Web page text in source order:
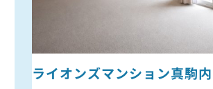
ライオンズマンション真駒内